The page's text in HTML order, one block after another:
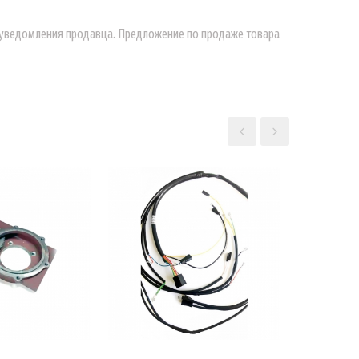
уведомления продавца. Предложение по продаже товара
В КОРЗИНУ